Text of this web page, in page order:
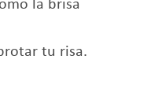
la brisa
tu risa.